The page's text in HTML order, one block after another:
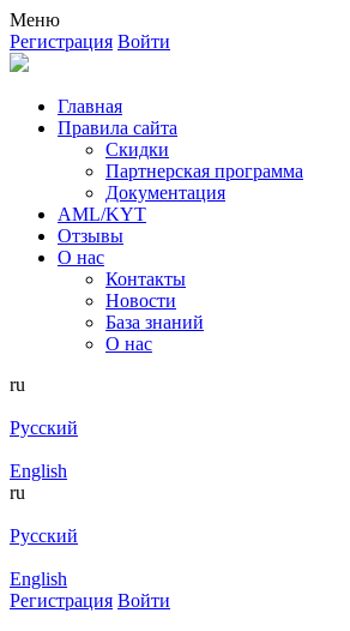
Меню
Регистрация Войти
Главная
Правила сайта
Скидки
Партнерская программа
Документация
AML/KYT
Отзывы
О нас
Контакты
Новости
База знаний
О нас
ru
Русский
English
ru
Русский
English
Регистрация Войти